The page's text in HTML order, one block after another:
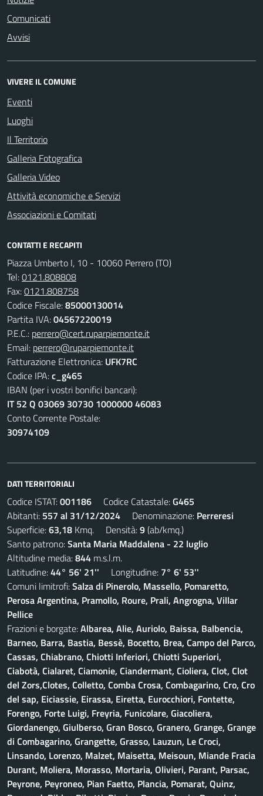
Comunicati
Avvisi
VIVERE IL COMUNE
Eventi
Luoghi
Il Territorio
Galleria Fotografica
Galleria Video
Attività economiche e Servizi
Associazioni e Comitati
CONTATTI E RECAPITI
Piazza Umberto I, 10 - 10060 Perrero (TO)
Tel:0121.808808
Fax:0121.808758
Codice Fiscale:85000130014
Partita IVA:04567220019
P.E.C.: perrero@cert.ruparpiemonte.it
Email: perrero@ruparpiemonte.it
Fatturazione Elettronica: UFK7RC
Codice IPA:c_g465
IBAN (per i vostri bonifici bancari):
IT 52 Q 03069 30730 1000000 46083
Conto Corrente Postale:
30974109
DATI TERRITORIALI
Codice ISTAT:001186 Codice Catastale:G465
Abitanti: 557 al 31/12/2024 Denominazione: Perreresi
Superficie:63,18 Kmq. Densità:9(ab/kmq.)
Santo patrono:Santa Maria Maddalena - 22 luglio
Altitudine media:844 m.s.l.m.
Latitudine:44° 56' 21'' Longitudine: 7° 6' 53''
Comuni limitrofi:Salza di Pinerolo, Massello, Pomaretto,
Perosa Argentina, Pramollo, Roure, Prali, Angrogna, Villar
Pellice
Frazioni e borgate:Albarea, Alie, Auriolo, Baissa, Balbencia,
Barneo, Barra, Bastia, Bessè, Bocetto, Brea, Campo del Parco,
Cassas, Chiabrano, Chiotti Inferiori, Chiotti Superiori,
Ciabotà, Cialaret, Ciamonie, Ciandermant, Cioliera, Clot, Clot
del Zors,Clotes, Colletto, Comba Crosa, Combagarino, Cro, Cro
del sap, Eiciassie, Eirassa, Eiretta, Eurocchiori, Fontette,
Forengo, Forte Luigi, Freyria, Funicolare, Giacoliera,
Giordanengo, Giulberso, Gran Bosco, Granero, Grange, Grange
di Combagarino, Grangette, Grasso, Lauzun, Le Croci,
Linsando, Lorenzo, Malzet, Maisetta, Meisoun, Miande Fracia
Durant, Moliera, Morasso, Mortaria, Olivieri, Parant, Parsac,
Peyrone, Peyroneo, Pian Faetto, Plancia, Pomarat, Quinz,